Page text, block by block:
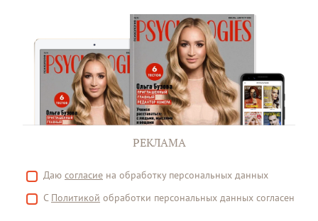
РЕКЛАМА
Даю согласие на обработку персональных данных
С Политикой обработки персональных данных согласен